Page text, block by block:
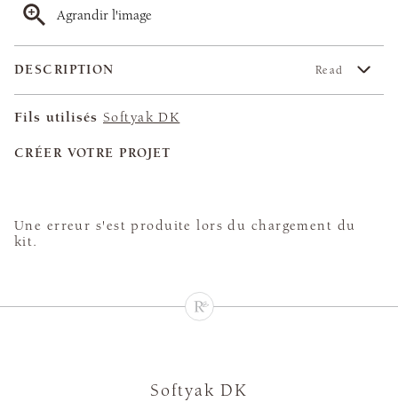
Agrandir l'image
DESCRIPTION Read
Fils utilisés Softyak DK
CRÉER VOTRE PROJET
Une erreur s'est produite lors du chargement du
kit.
Softyak DK